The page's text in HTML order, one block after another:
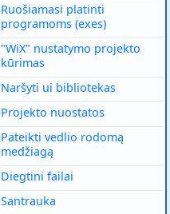
Ruošiamasi platinti
programoms (exes)
"WiX" nustatymo projekto
kūrimas
Naršyti ui bibliotekas
Projekto nuostatos
Pateikti vedlio rodomą
medžiagą
Diegtini failai
Santrauka